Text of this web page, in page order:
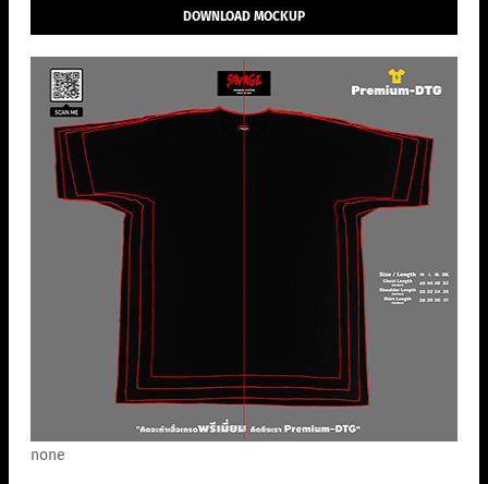
DOWNLOAD MOCKUP
none